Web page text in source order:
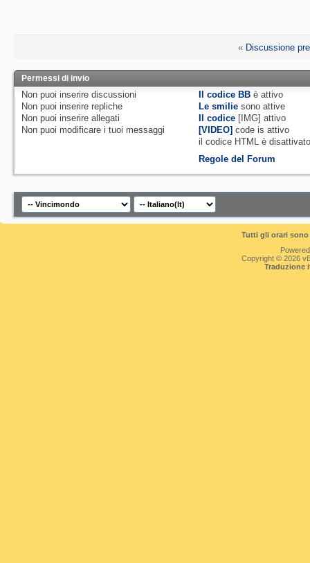
« Discussione
Permessi di invio
Non puoi inserire discussioni
Non puoi inserire repliche
Non puoi inserire allegati
Non puoi modificare i tuoi messaggi
Il codice BB èattivo
Le smilie sono attive
Il codice [IMG]attivo
[VIDEO] code isattivo
il codice HTML è
Regole del Forum
Tutti gli orari
Copyright © 2026
Traduzione